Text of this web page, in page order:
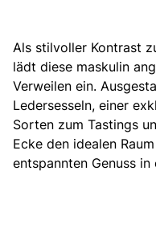
Als stilvoller Kontrast
lädt diese maskulin
Verweilen ein.
Ledersesseln, einer
Sorten zum Tastings
Ecke den idealen
entspannten Genuss